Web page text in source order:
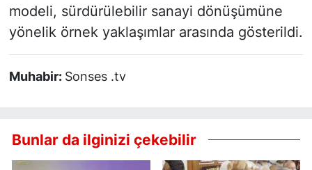
modeli, sürdürülebilir sanayi dönüşümüne
yönelik örnek yaklaşımlar arasında gösterildi.
Muhabir: Sonses .tv
Bunlar da ilginizi çekebilir